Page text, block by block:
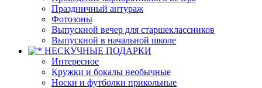
Праздничный антураж
Фотозоны
Выпускной вечер для старшеклассников
Выпускной в начальной школе
НЕСКУЧНЫЕ ПОДАРКИ
Интересное
Кружки и бокалы необычные
Носки и футболки прикольные